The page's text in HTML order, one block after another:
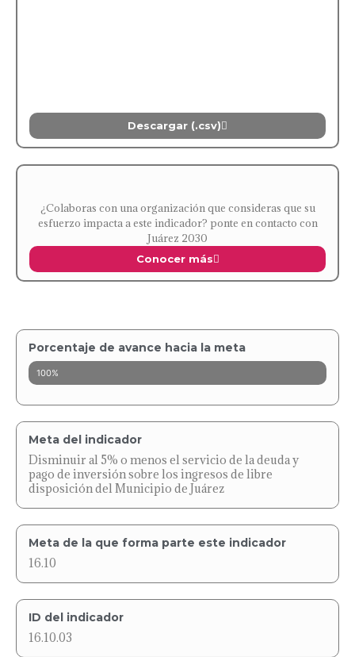
Porcentaje de avance hacia la meta
100%
Meta del indicador
Disminuir al 5% o menos el servicio de la deuda y
pago de inversión sobre los ingresos de libre
disposición del Municipio de Juárez
Meta de la que forma parte este indicador
16.10
ID del indicador
16.10.03
Descargar (.csv)
¿Colaboras con una organización que consideras que su
esfuerzo impacta a este indicador? ponte en contacto con
Juárez 2030
Conocer más